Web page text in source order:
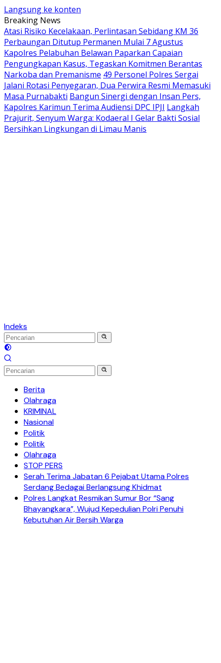
Langsung ke konten
Breaking News
Atasi Risiko Kecelakaan, Perlintasan Sebidang KM 36
Perbaungan Ditutup Permanen Mulai 7 Agustus
Kapolres Pelabuhan Belawan Paparkan Capaian
Pengungkapan Kasus, Tegaskan Komitmen Berantas
Narkoba dan Premanisme 49 Personel Polres Sergai
Jalani Rotasi Penyegaran, Dua Perwira Resmi Memasuki
Masa Purnabakti Bangun Sinergi dengan Insan Pers,
Kapolres Karimun Terima Audiensi DPC IPJI Langkah
Prajurit, Senyum Warga: Kodaeral I Gelar Bakti Sosial
Bersihkan Lingkungan di Limau Manis
Indeks
Berita
Olahraga
KRIMINAL
Nasional
Politik
Politik
Olahraga
STOP PERS
Serah Terima Jabatan 6 Pejabat Utama Polres
Serdang Bedagai Berlangsung Khidmat
Polres Langkat Resmikan Sumur Bor “Sang
Bhayangkara”, Wujud Kepedulian Polri Penuhi
Kebutuhan Air Bersih Warga